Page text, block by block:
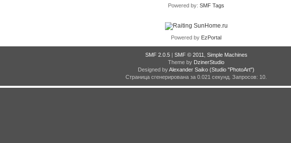
Powered by: SMF Tags
Powered by EzPortal
SMF 2.0.5| SMF © 2011
Simple Machines
Theme by DzinerStudio
Designed byAlexander Saiko (Studio "PhotoArt")
Страница сгенерирована за 0.021 секунд. Запросов: 10.